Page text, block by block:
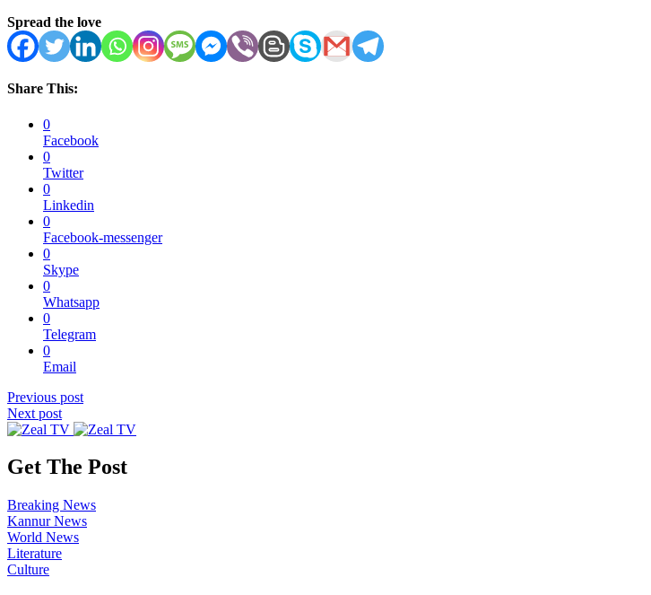
Spread the love
Share This:
0
Facebook
0
Twitter
0
Linkedin
0
Facebook-messenger
0
Skype
0
Whatsapp
0
Telegram
0
Email
Previous post
Next post
Get The Post
Breaking News
Kannur News
World News
Literature
Culture